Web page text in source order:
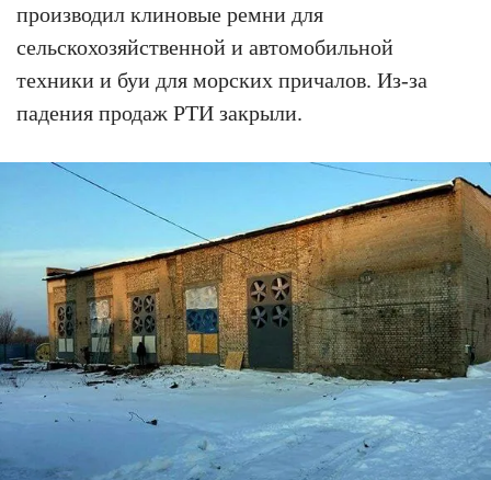
производил клиновые ремни для
сельскохозяйственной и автомобильной
техники и буи для морских причалов. Из-за
падения продаж РТИ закрыли.